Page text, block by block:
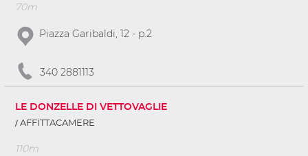
70m
Piazza Garibaldi, 12 - p.2
340 2881113
LE DONZELLE DI VETTOVAGLIE
AFFITTACAMERE
110m